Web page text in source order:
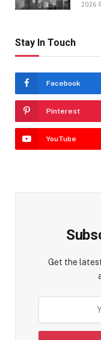
2026
Stay In Touch
Facebook
Pinterest
YouTube
Get the